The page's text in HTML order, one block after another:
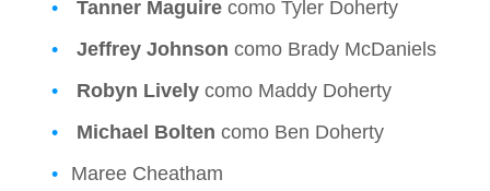
Tanner Maguire como Tyler Doherty
Jeffrey Johnson como Brady McDaniels
Robyn Lively como Maddy Doherty
Michael Bolten como Ben Doherty
Maree Cheatham